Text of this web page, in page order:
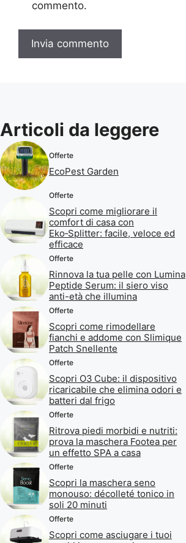
commento.
Articoli da leggere
Offerte
EcoPest Garden
Offerte
Scopri come migliorare il
comfort di casa con
Eko‑Splitter: facile, veloce ed
efficace
Offerte
Rinnova la tua pelle con Lumina
Peptide Serum: il siero viso
anti-età che illumina
Offerte
Scopri come rimodellare
fianchi e addome con Slimique
Patch Snellente
Offerte
Scopri O3 Cube: il dispositivo
ricaricabile che elimina odori e
batteri dal frigo
Offerte
Ritrova piedi morbidi e nutriti:
prova la maschera Footea per
un effetto SPA a casa
Offerte
Scopri la maschera seno
monouso: décolleté tonico in
soli 20 minuti
Offerte
Scopri come asciugare i tuoi